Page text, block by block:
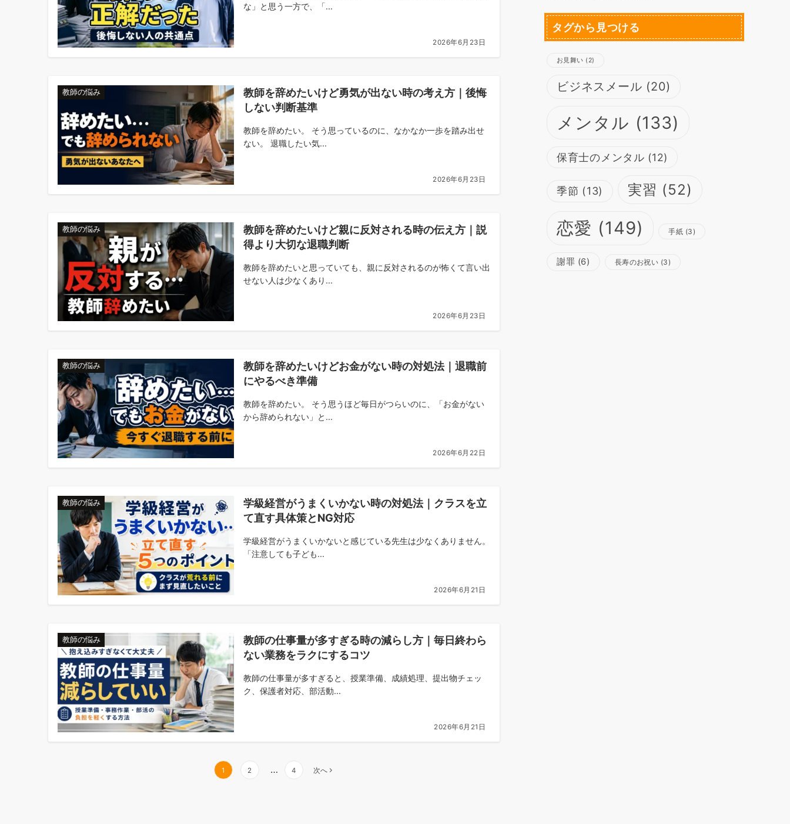
な」と思う一方で、「...
2026年6月23日
教師の悩み
教師を辞めたいけど勇気が出ない時の考え方｜後悔
しない判断基準
教師を辞めたい。 そう思っているのに、なかなか一歩を踏み出せ
ない。 退職したい気...
2026年6月23日
教師の悩み
教師を辞めたいけど親に反対される時の伝え方｜説
得より大切な退職判断
教師を辞めたいと思っていても、親に反対されるのが怖くて言い出
せない人は少なくあり...
2026年6月23日
教師の悩み
教師を辞めたいけどお金がない時の対処法｜退職前
にやるべき準備
教師を辞めたい。 そう思うほど毎日がつらいのに、「お金がない
から辞められない」と...
2026年6月22日
教師の悩み
学級経営がうまくいかない時の対処法｜クラスを立
て直す具体策とNG対応
学級経営がうまくいかないと感じている先生は少なくありません。
「注意しても子ども...
2026年6月21日
教師の悩み
教師の仕事量が多すぎる時の減らし方｜毎日終わら
ない業務をラクにするコツ
教師の仕事量が多すぎると、授業準備、成績処理、提出物チェッ
ク、保護者対応、部活動...
2026年6月21日
1 2 … 4 次へ
タグから見つける
お見舞い (2)
ビジネスメール (20)
メンタル (133)
保育士のメンタル (12)
季節 (13) 実習 (52)
恋愛 (149) 手紙 (3)
謝罪 (6) 長寿のお祝い (3)